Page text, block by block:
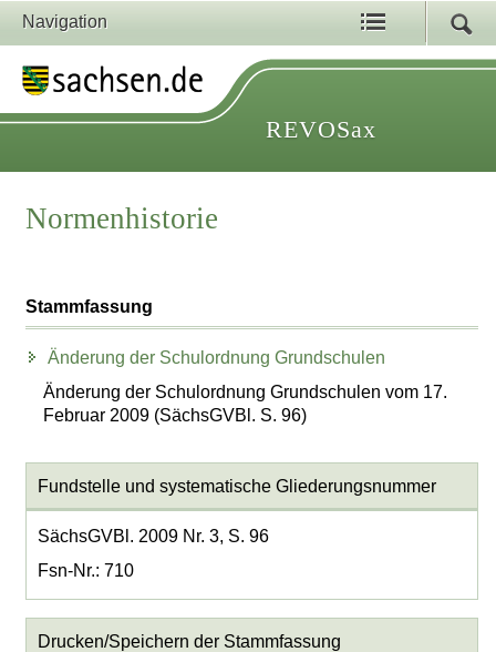
Navigation
REVOSax
Normenhistorie
Stammfassung
Änderung der Schulordnung Grundschulen
Änderung der Schulordnung Grundschulen vom 17.
Februar 2009 (SächsGVBl. S. 96)
Fundstelle und systematische Gliederungsnummer
SächsGVBl. 2009 Nr. 3, S. 96
Fsn-Nr.: 710
Drucken/Speichern der Stammfassung